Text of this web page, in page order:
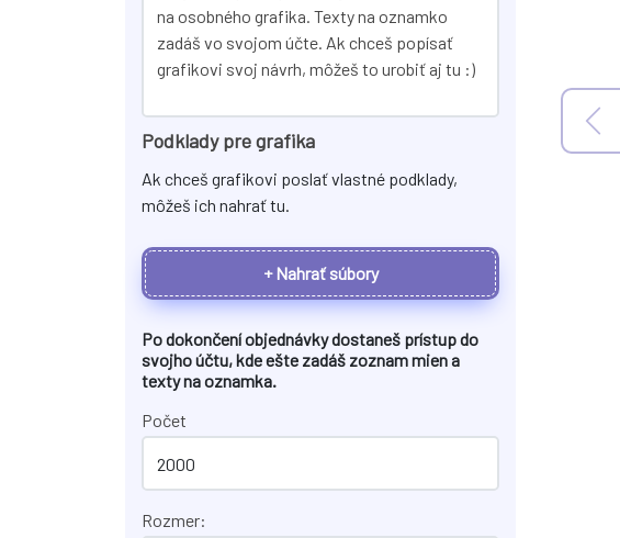
Podklady pre grafika
Ak chceš grafikovi poslať vlastné podklady,
môžeš ich nahrať tu.
+ Nahrať súbory
Po dokončení objednávky dostaneš prístup do
svojho účtu, kde ešte zadáš zoznam mien a
texty naoznamka.
Počet
Rozmer: